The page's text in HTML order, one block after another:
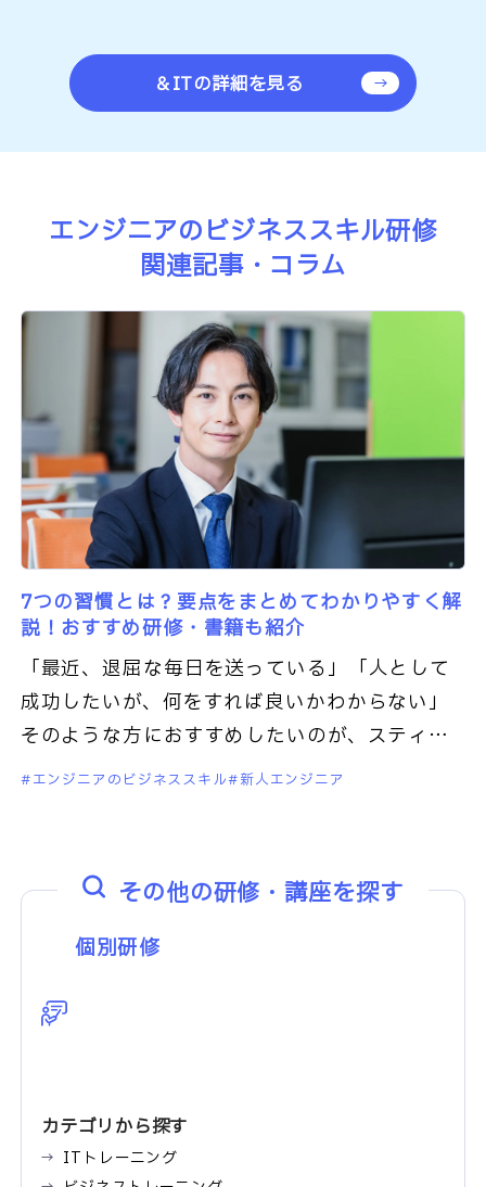
＆ITの詳細を見る
エンジニアのビジネススキル研修
関連記事・コラム
7つの習慣とは？要点をまとめてわかりやすく解
説！おすすめ研修・書籍も紹介
「最近、退屈な毎日を送っている」「人として
成功したいが、何をすれば良いかわからない」
そのような方におすすめしたいのが、スティー
ブン・R・コビー博士が提唱する「7つの習慣」
エンジニアのビジネススキル 新人エンジニア
その他の研修・講座を探す
個別研修
カテゴリから探す
ITトレーニング